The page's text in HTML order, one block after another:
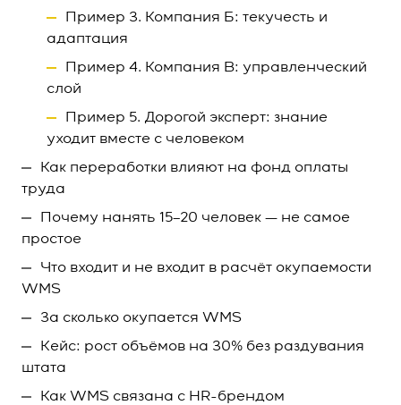
Пример 3. Компания Б: текучесть и
адаптация
Пример 4. Компания В: управленческий
слой
Пример 5. Дорогой эксперт: знание
уходит вместе с человеком
Как переработки влияют на фонд оплаты
труда
Почему нанять 15–20 человек — не самое
простое
Что входит и не входит в расчёт окупаемости
WMS
За сколько окупается WMS
Кейс: рост объёмов на 30% без раздувания
штата
Как WMS связана с HR-брендом